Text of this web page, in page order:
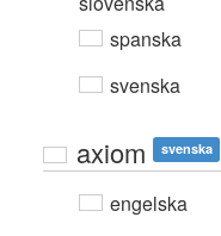
spanska
svenska
axiom svenska
engelska